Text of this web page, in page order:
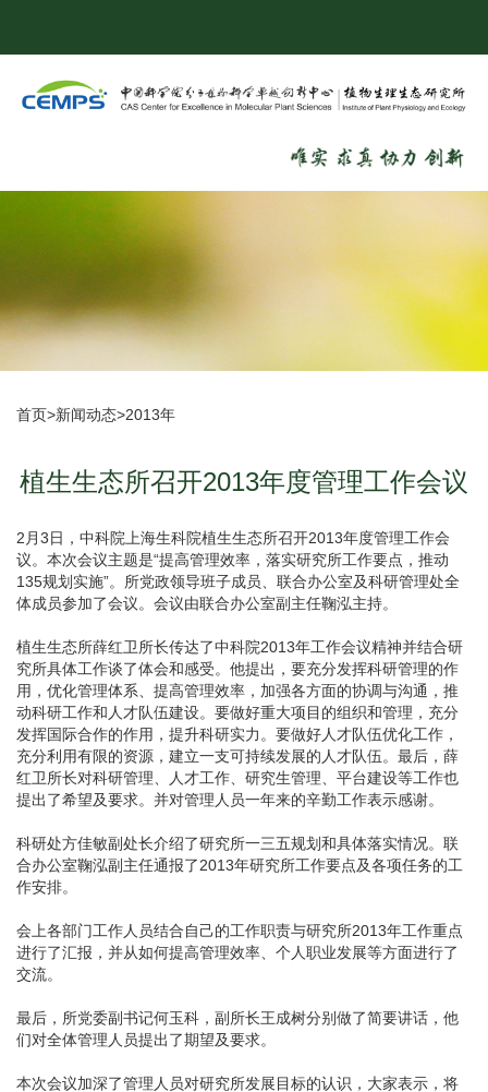
首页>新闻动态>2013年
植生生态所召开2013年度管理工作会议
2月3日，中科院上海生科院植生生态所召开2013年度管理工作会
议。本次会议主题是“提高管理效率，落实研究所工作要点，推动
135规划实施”。所党政领导班子成员、联合办公室及科研管理处全
体成员参加了会议。会议由联合办公室副主任鞠泓主持。
植生生态所薛红卫所长传达了中科院2013年工作会议精神并结合研
究所具体工作谈了体会和感受。他提出，要充分发挥科研管理的作
用，优化管理体系、提高管理效率，加强各方面的协调与沟通，推
动科研工作和人才队伍建设。要做好重大项目的组织和管理，充分
发挥国际合作的作用，提升科研实力。要做好人才队伍优化工作，
充分利用有限的资源，建立一支可持续发展的人才队伍。最后，薛
红卫所长对科研管理、人才工作、研究生管理、平台建设等工作也
提出了希望及要求。并对管理人员一年来的辛勤工作表示感谢。
科研处方佳敏副处长介绍了研究所一三五规划和具体落实情况。联
合办公室鞠泓副主任通报了2013年研究所工作要点及各项任务的工
作安排。
会上各部门工作人员结合自己的工作职责与研究所2013年工作重点
进行了汇报，并从如何提高管理效率、个人职业发展等方面进行了
交流。
最后，所党委副书记何玉科，副所长王成树分别做了简要讲话，他
们对全体管理人员提出了期望及要求。
本次会议加深了管理人员对研究所发展目标的认识，大家表示，将